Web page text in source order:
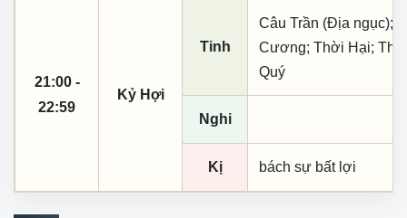
21:00 -
22:59
Kỷ Hợi
Tinh
Câu Trần (Địa ngục);
Cương; Thời Hại;
Quý
Nghi
Kị bách sự bất lợi